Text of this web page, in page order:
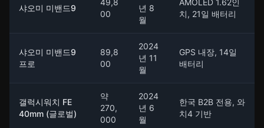
샤오미 미밴드9
49,8
00
년 8
월
AMOLED 1.62인
치, 21일 배터리
샤오미 미밴드9
프로
89,8
00
2024
년 11
월
GPS 내장, 14일
배터리
갤럭시워치 FE
40mm (글로벌)
약
270,
000
2024
년 6
월
한국 B2B 전용, 와
치4 기반